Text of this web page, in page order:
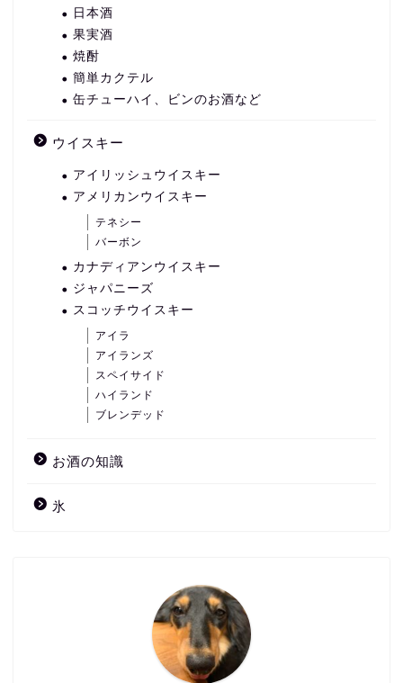
日本酒
果実酒
焼酎
簡単カクテル
缶チューハイ、ビンのお酒など
ウイスキー
アイリッシュウイスキー
アメリカンウイスキー
テネシー
バーボン
カナディアンウイスキー
ジャパニーズ
スコッチウイスキー
アイラ
アイランズ
スペイサイド
ハイランド
ブレンデッド
お酒の知識
氷